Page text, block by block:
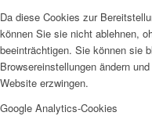
SPFH
Da diese Cookies zur
können Sie sie nicht ablehnen,
beeinträchtigen. Sie können sie
Browsereinstellungen ändern
Website erzwingen.
Google Analytics-Cookies